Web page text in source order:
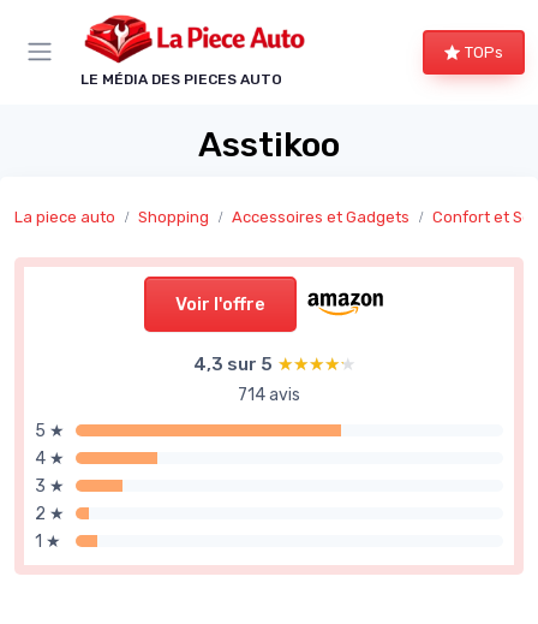
LE MÉDIA DES PIECES AUTO
TOPs
Asstikoo
La piece auto Shopping Accessoires et Gadgets Confort et
Voir l'offre
4,3 sur 5 ★★★★★
★★★★★
714 avis
5 ★
4 ★
3 ★
2 ★
1 ★
Panneau de gestion des cookies